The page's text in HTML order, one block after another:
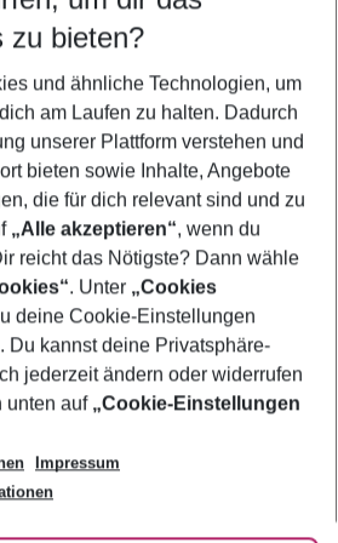
5-8 Nächte
Kinder
Filter anzeigen
zu bieten?
und ähnliche Technologien, um
am Laufen zu halten. Dadurch
unserer Plattform verstehen und
bieten sowie Inhalte, Angebote
die für dich relevant sind und zu
„Alle akzeptieren“, wenn du
reicht das Nötigste? Dann wähle
. Unter „Cookies
deine Cookie-Einstellungen
Du kannst deine Privatsphäre-
jederzeit ändern oder widerrufen
unten auf „Cookie-Einstellungen
Impressum